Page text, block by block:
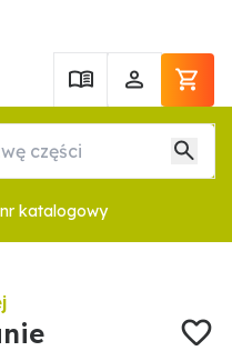
nr katalogowy